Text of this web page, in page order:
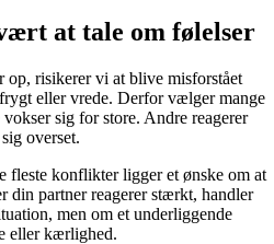
at tale om følelser
op, risikerer vi at blive misforstået
eller vrede. Derfor vælger mange
sig for store. Andre reagerer
overset.
fleste konflikter ligger et ønske om at
din partner reagerer stærkt, handler
men om et underliggende
eller kærlighed.